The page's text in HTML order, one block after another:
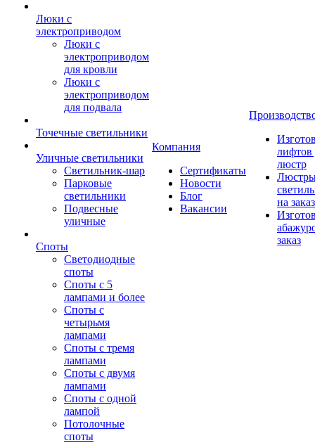
Люки с
электроприводом
Люки с
электроприводом
для кровли
Люки с
электроприводом
для подвала
Точечные светильники
Уличные светильники
Светильник-шар
Парковые
светильники
Подвесные
уличные
Споты
Светодиодные
споты
Споты с 5
лампами и более
Споты с
четырьмя
лампами
Споты с тремя
лампами
Споты с двумя
лампами
Споты с одной
лампой
Потолочные
споты
Компания
Сертификаты
Новости
Блог
Вакансии
лифтов
люстр
на заказ
заказ